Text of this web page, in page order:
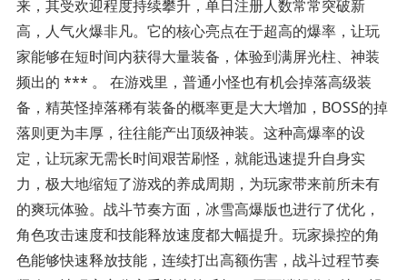
来，其受欢迎程度持续攀升，单日注册人数常常突破新
高，人气火爆非凡。它的核心亮点在于超高的爆率，让玩
家能够在短时间内获得大量装备，体验到满屏光柱、神装
频出的 *** 。 在游戏里，普通小怪也有机会掉落高级装
备，精英怪掉落稀有装备的概率更是大大增加，BOSS的掉
落则更为丰厚，往往能产出顶级神装。这种高爆率的设
定，让玩家无需长时间艰苦刷怪，就能迅速提升自身实
力，极大地缩短了游戏的养成周期，为玩家带来前所未有
的爽玩体验。战斗节奏方面，冰雪高爆版也进行了优化，
角色攻击速度和技能释放速度都大幅提升。玩家操控的角
色能够快速释放技能，连续打出高额伤害，战斗过程节奏